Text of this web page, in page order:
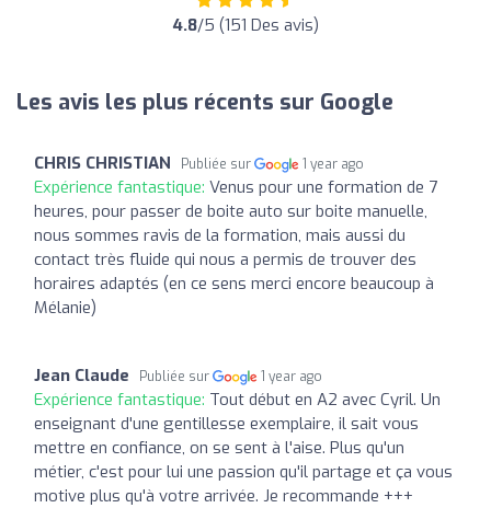
4.8/5 (151 Des avis)
Les avis les plus récents sur Google
CHRIS CHRISTIAN Publiée sur 1 year ago
Expérience fantastique: Venus pour une formation de 7
heures, pour passer de boite auto sur boite manuelle,
nous sommes ravis de la formation, mais aussi du
contact très fluide qui nous a permis de trouver des
horaires adaptés (en ce sens merci encore beaucoup à
Mélanie)
Jean Claude Publiée sur 1 year ago
Expérience fantastique: Tout début en A2 avec Cyril. Un
enseignant d'une gentillesse exemplaire, il sait vous
mettre en confiance, on se sent à l'aise. Plus qu'un
métier, c'est pour lui une passion qu'il partage et ça vous
motive plus qu'à votre arrivée. Je recommande +++